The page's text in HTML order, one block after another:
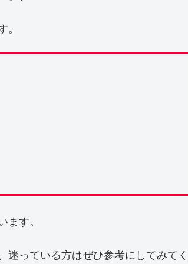
す。
っている方はぜひ参考にしてみてく